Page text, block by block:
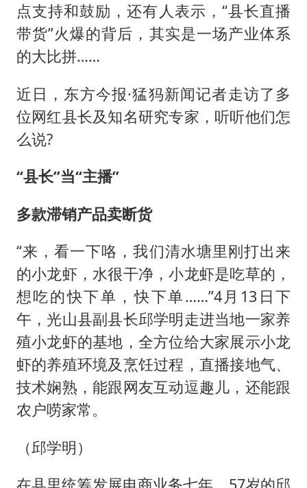
点支持和鼓励，还有人表示，“县长直播
带货”火爆的背后，其实是一场产业体系
的大比拼……
近日，东方今报·猛犸新闻记者走访了多
位网红县长及知名研究专家，听听他们怎
么说?
“县长”当“主播”
多款滞销产品卖断货
“来，看一下咯，我们清水塘里刚打出来
的小龙虾，水很干净，小龙虾是吃草的，
想吃的快下单，快下单……”4月13日下
午，光山县副县长邱学明走进当地一家养
殖小龙虾的基地，全方位给大家展示小龙
虾的养殖环境及烹饪过程，直播接地气、
技术娴熟，能跟网友互动逗趣儿，还能跟
农户唠家常。
（邱学明）